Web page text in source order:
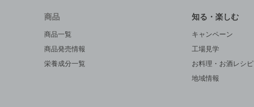
商品
商品一覧
商品発売情報
栄養成分一覧
知る・楽しむ
キャンペーン
工場見学
お料理・お酒レシピ
地域情報